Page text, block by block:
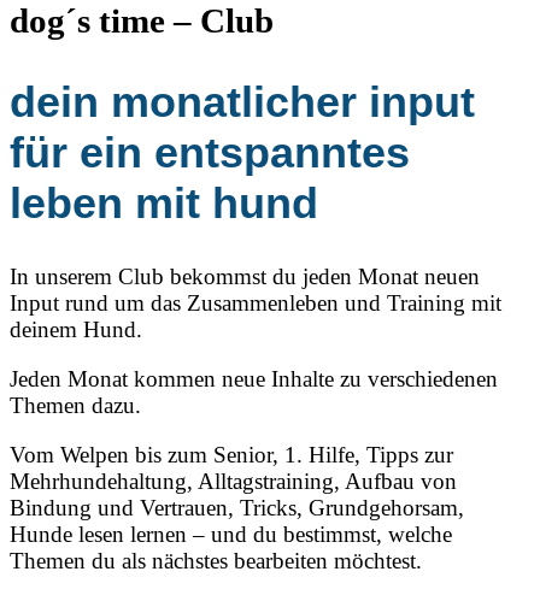
dog´s time – Club
dein monatlicher input
für ein entspanntes
leben mit hund
In unserem Club bekommst du jeden Monat neuen
Input rund um das Zusammenleben und Training mit
deinem Hund.
Jeden Monat kommen neue Inhalte zu verschiedenen
Themen dazu.
Vom Welpen bis zum Senior, 1. Hilfe, Tipps zur
Mehrhundehaltung, Alltagstraining, Aufbau von
Bindung und Vertrauen, Tricks, Grundgehorsam,
Hunde lesen lernen – und du bestimmst, welche
Themen du als nächstes bearbeiten möchtest.